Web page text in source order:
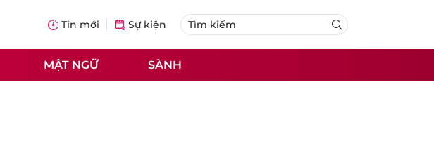
Tin mới Sự kiện
MẬT NGỮ SÀNH